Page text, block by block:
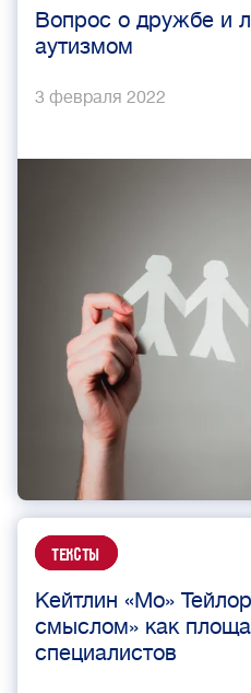
Вопрос о дружбе и
аутизмом
3 февраля 2022
Тексты
Кейтлин «Мо»
смыслом» как
специалистов